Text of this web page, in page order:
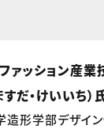
ァッション産
だ・けいいち）
形学部デザイン